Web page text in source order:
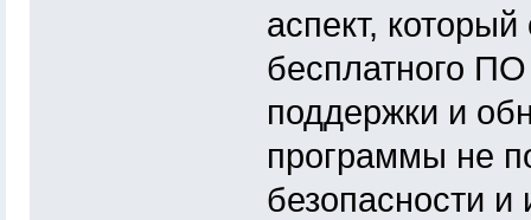
аспект,
бесплатного ПО
поддержки и
программы не
безопасности